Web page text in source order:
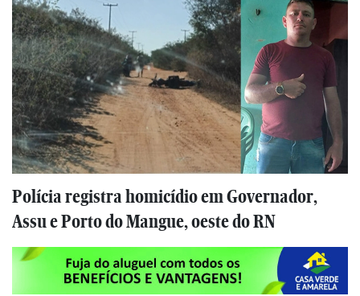
Polícia registra homicídio em Governador,
Assu e Porto do Mangue, oeste do RN